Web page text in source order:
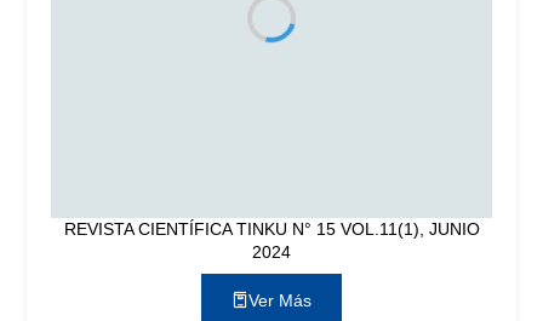
REVISTA CIENTÍFICA TINKU N° 15 VOL.11(1), JUNIO
2024
Ver Más